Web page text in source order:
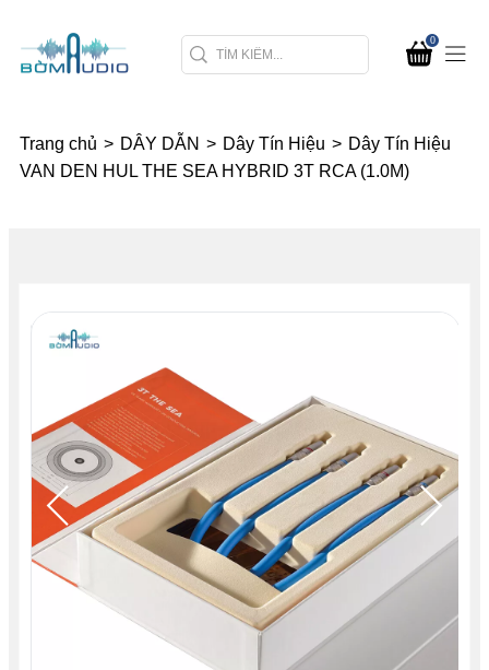
0
Trang chủ > DÂY DẪN > Dây Tín Hiệu > Dây Tín Hiệu
VAN DEN HUL THE SEA HYBRID 3T RCA (1.0M)